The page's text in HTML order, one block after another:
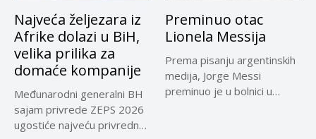
Najveća željezara iz
Afrike dolazi u BiH,
velika prilika za
domaće kompanije
Međunarodni generalni BH
sajam privrede ZEPS 2026
ugostiće najveću privrednu
Preminuo otac
Lionela Messija
Prema pisanju argentinskih
medija, Jorge Messi
preminuo je u bolnici u